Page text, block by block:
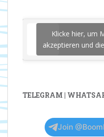
Klicke hier, um
akzeptieren und
TELEGRAM |
Join